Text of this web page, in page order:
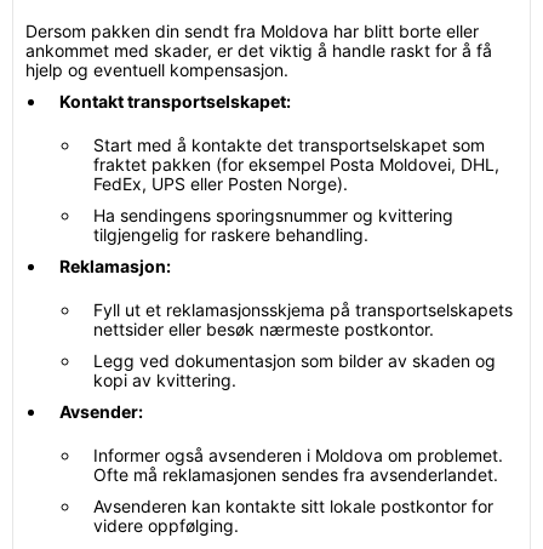
Dersom pakken din sendt fra Moldova har blitt borte eller
ankommet med skader, er det viktig å handle raskt for å få
hjelp og eventuell kompensasjon.
Kontakt transportselskapet:
Start med å kontakte det transportselskapet som
fraktet pakken (for eksempel Posta Moldovei, DHL,
FedEx, UPS eller Posten Norge).
Ha sendingens sporingsnummer og kvittering
tilgjengelig for raskere behandling.
Reklamasjon:
Fyll ut et reklamasjonsskjema på transportselskapets
nettsider eller besøk nærmeste postkontor.
Legg ved dokumentasjon som bilder av skaden og
kopi av kvittering.
Avsender:
Informer også avsenderen i Moldova om problemet.
Ofte må reklamasjonen sendes fra avsenderlandet.
Avsenderen kan kontakte sitt lokale postkontor for
videre oppfølging.